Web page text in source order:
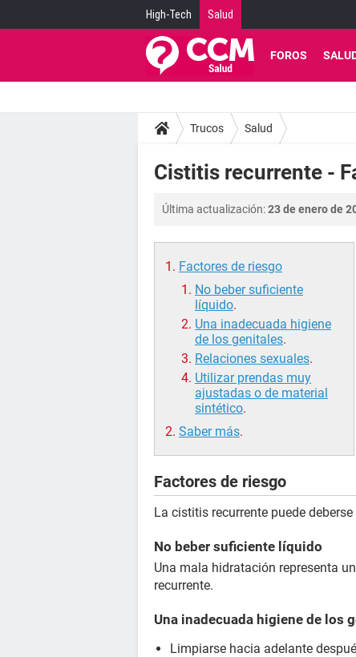
High-Tech Salud
FOROS
Trucos Salud
Cistitis recurrente -
Última actualización:23 de enero de
Factores de riesgo
No beber suficiente
líquido.
Una inadecuada higiene
de los genitales.
Relaciones sexuales.
Utilizar prendas muy
ajustadas o de material
sintético.
Saber más.
Factores de riesgo
La cistitis recurrente puede
No beber suficiente líquido
Una mala hidratación representa
recurrente.
Una inadecuada higiene de los
Limpiarse hacia adelante